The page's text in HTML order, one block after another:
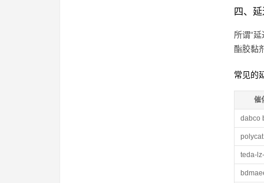
四、
所谓“
酯胶黏
常见的
催
dabco
teda-